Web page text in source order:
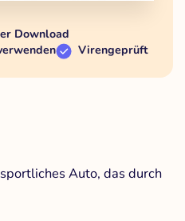
Download
Virengeprüft
Auto, das durch